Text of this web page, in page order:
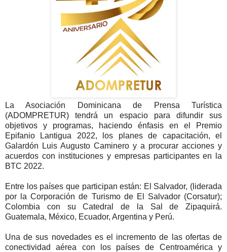
La Asociación Dominicana de Prensa Turística
(ADOMPRETUR) tendrá un espacio para difundir sus
objetivos y programas, haciendo énfasis en el Premio
Epifanio Lantigua 2022, los planes de capacitación, el
Galardón Luis Augusto Caminero y a procurar acciones y
acuerdos con instituciones y empresas participantes en la
BTC 2022.
Entre los países que participan están: El Salvador, (liderada
por la Corporación de Turismo de El Salvador (Corsatur);
Colombia con su Catedral de la Sal de Zipaquirá.
Guatemala, México, Ecuador, Argentina y Perú.
Una de sus novedades es el incremento de las ofertas de
conectividad aérea con los países de Centroamérica y